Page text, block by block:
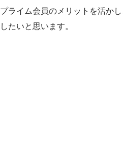
プライム会員のメリットを活か
したいと思います。